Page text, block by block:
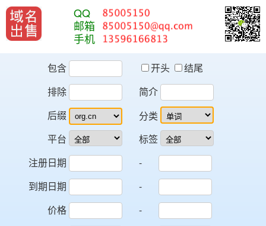
QQ
邮箱
手机
包含 开头
结尾
排除
简介
后缀
平台
分类
标签
注册日期
-
到期日期
-
价格
-